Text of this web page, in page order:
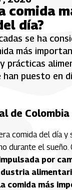
comida
día?
se ha
más
prácticas
puesto en
de Colombia
comida del día y
durante el sueño.
por
comida más